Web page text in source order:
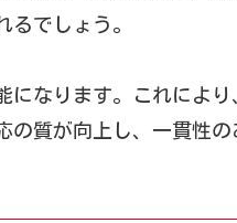
でしょう。
なります。これによ
質が向上し、一貫性